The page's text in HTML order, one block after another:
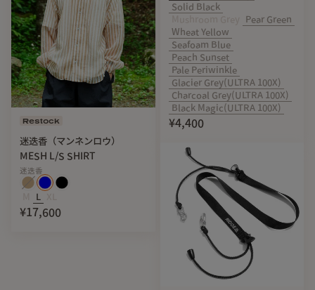
品質も安心のCHAORAS製 | MADE IN JAPAN
Restock
迷迭香（マンネンロウ）
MESH L/S SHIRT
迷迭香
L
¥17,600
Solid Black
Pear Green
Wheat Yellow
Seafoam Blue
Peach Sunset
Pale Periwinkle
Glacier Grey(ULTRA 100X)
Charcoal Grey(ULTRA 100X)
Black Magic(ULTRA 100X)
¥4,400